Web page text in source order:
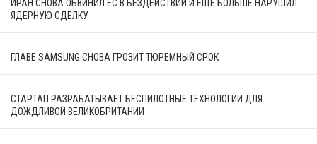
ИРАН СНОВА ОБВИНИЛ ЕС В БЕЗДЕЙСТВИИ И ЕЩЁ БОЛЬШЕ НАРУШИЛ
ЯДЕРНУЮ СДЕЛКУ
ГЛАВЕ SAMSUNG СНОВА ГРОЗИТ ТЮРЕМНЫЙ СРОК
СТАРТАП РАЗРАБАТЫВАЕТ БЕСПИЛОТНЫЕ ТЕХНОЛОГИИ ДЛЯ
ДОЖДЛИВОЙ ВЕЛИКОБРИТАНИИ